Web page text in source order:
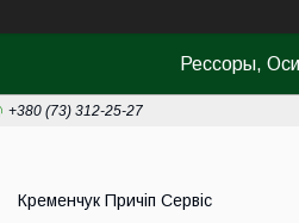
Рессоры,
+380 (73) 312-25-27
Кременчук Причіп Сервіс